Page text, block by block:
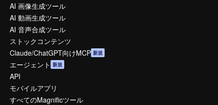
AI 画像生成ツール
AI 動画生成ツール
AI 音声合成ツール
ストックコンテンツ
Claude/ChatGPT向けMCP 新規
エージェント 新規
API
モバイルアプリ
すべてのMagnificツール